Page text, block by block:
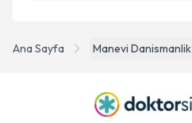
Ana Sayfa Manevi Danismanlik